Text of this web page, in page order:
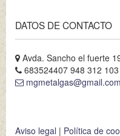
DATOS DE CONTACTO
Avda. Sancho el fuerte
683524407 948 312
mgmetalgas@gmail.com
Aviso legal | Política de